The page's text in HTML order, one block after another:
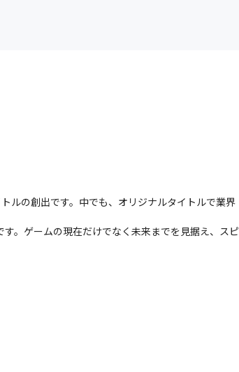
ルの創出です。中でも、オリジナルタイトルで業界
。ゲームの現在だけでなく未来までを見据え、スピ